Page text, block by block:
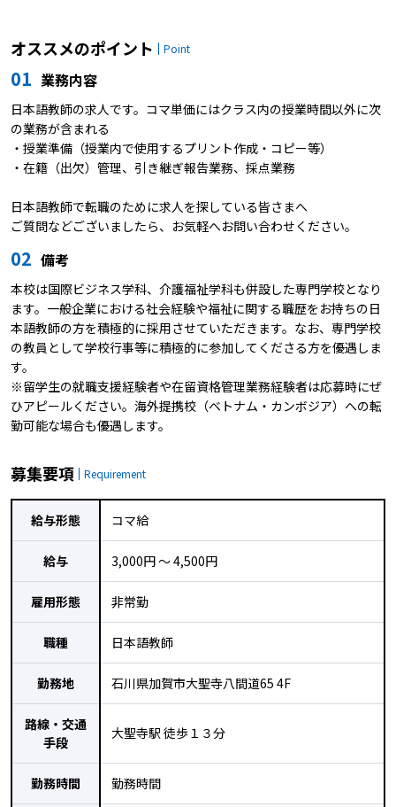
オススメのポイント Point
01 業務内容
日本語教師の求人です。コマ単価にはクラス内の授業時間以外に次
の業務が含まれる
・授業準備（授業内で使用するプリント作成・コピー等）
・在籍（出欠）管理、引き継ぎ報告業務、採点業務
日本語教師で転職のために求人を探している皆さまへ
ご質問などございましたら、お気軽へお問い合わせください。
02 備考
本校は国際ビジネス学科、介護福祉学科も併設した専門学校となり
ます。一般企業における社会経験や福祉に関する職歴をお持ちの日
本語教師の方を積極的に採用させていただきます。なお、専門学校
の教員として学校行事等に積極的に参加してくださる方を優遇しま
す。
※留学生の就職支援経験者や在留資格管理業務経験者は応募時にぜ
ひアピールください。海外提携校（ベトナム・カンボジア）への転
勤可能な場合も優遇します。
募集要項 Requirement
給与形態 コマ給
給与 3,000円 〜 4,500円
雇用形態 非常勤
職種 日本語教師
勤務地 石川県加賀市大聖寺八間道65 4F
路線・交通
手段
大聖寺駅 徒歩１３分
勤務時間 勤務時間